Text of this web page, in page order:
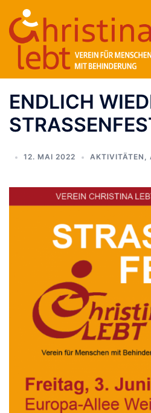
Inhalt
springen
ENDLICH
12. MAI 2022 AKTIVITÄTEN ,